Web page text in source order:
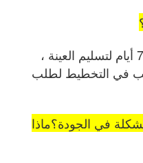
ج: يستغرق الأمر حوالي 3 إلى 7 أيام لتسليم العينة ،
ترغب في التخطيط لطلب
في الجودة؟ماذا